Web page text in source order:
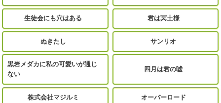
生徒会にも穴はある 君は冥土様
ぬきたし サンリオ
黒岩メダカに私の可愛いが通じ
ない
四月は君の嘘
株式会社マジルミ オーバーロード